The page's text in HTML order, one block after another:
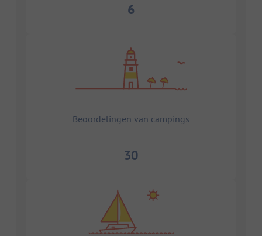
6
Beoordelingen van campings
30